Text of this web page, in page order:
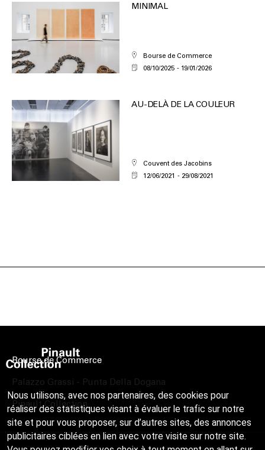
MINIMAL
Bourse de Commerce
08/10/2025
19/01/2026
AU-DELÀ DE LA COULEUR
Couvent des Jacobins
12/06/2021
29/08/2021
Bourse de Commerce
Palazzo Grassi - Punta Della Dogana
Pinault Collection
Nous utilisons, avec nos partenaires, des cookies pour
réaliser des statistiques visant à évaluer le trafic sur notre
site et pour vous proposer, sur d’autres sites, des annonces
publicitaires ciblées en lien avec votre visite sur notre site.